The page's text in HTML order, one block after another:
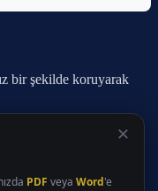
bir şekilde koruyarak
✕
PDF veya Word'e